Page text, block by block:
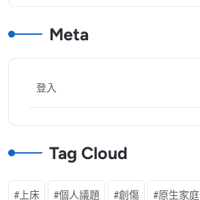
Meta
登入
Tag Cloud
上床 個人議題 創傷 原生家庭